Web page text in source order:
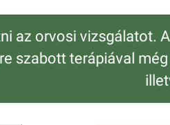
az orvosi vizsgálatot.
szabott terápiával